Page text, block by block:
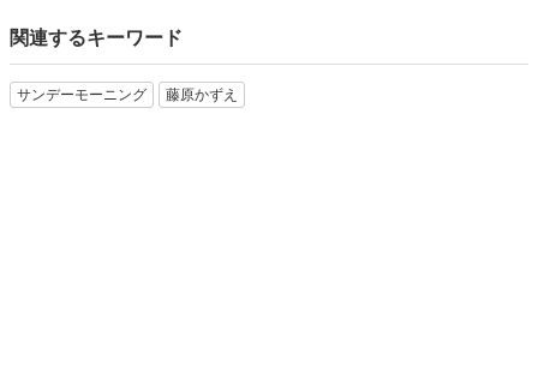
関連するキーワード
サンデーモーニング 藤原かずえ